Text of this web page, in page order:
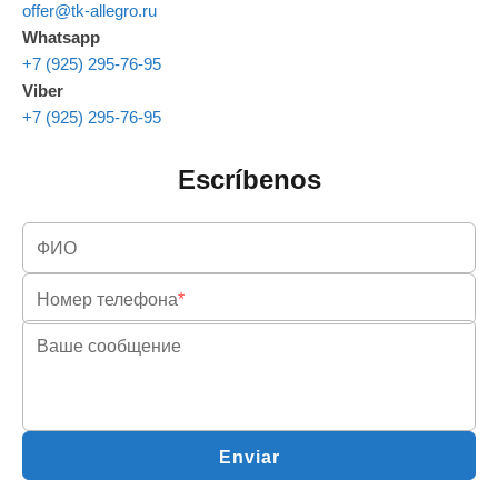
offer@tk-allegro.ru
Whatsapp
+7 (925) 295-76-95
Viber
+7 (925) 295-76-95
Escríbenos
ФИО
Номер телефона*
Ваше сообщение
Enviar